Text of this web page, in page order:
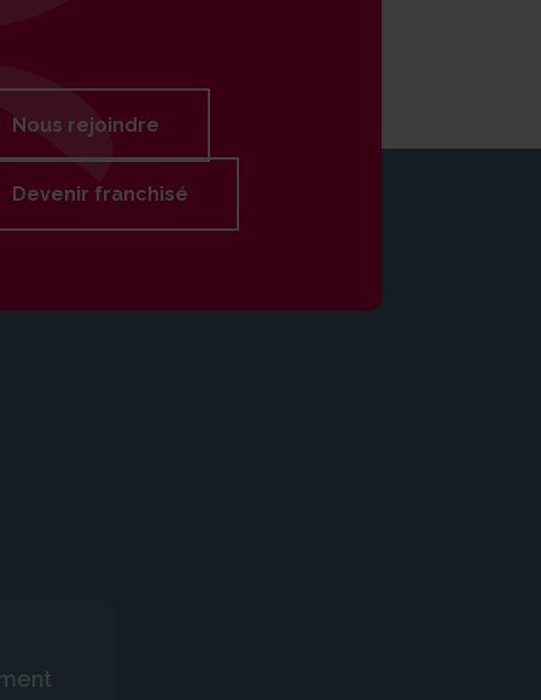
Nous rejoindre
Devenir franchisé